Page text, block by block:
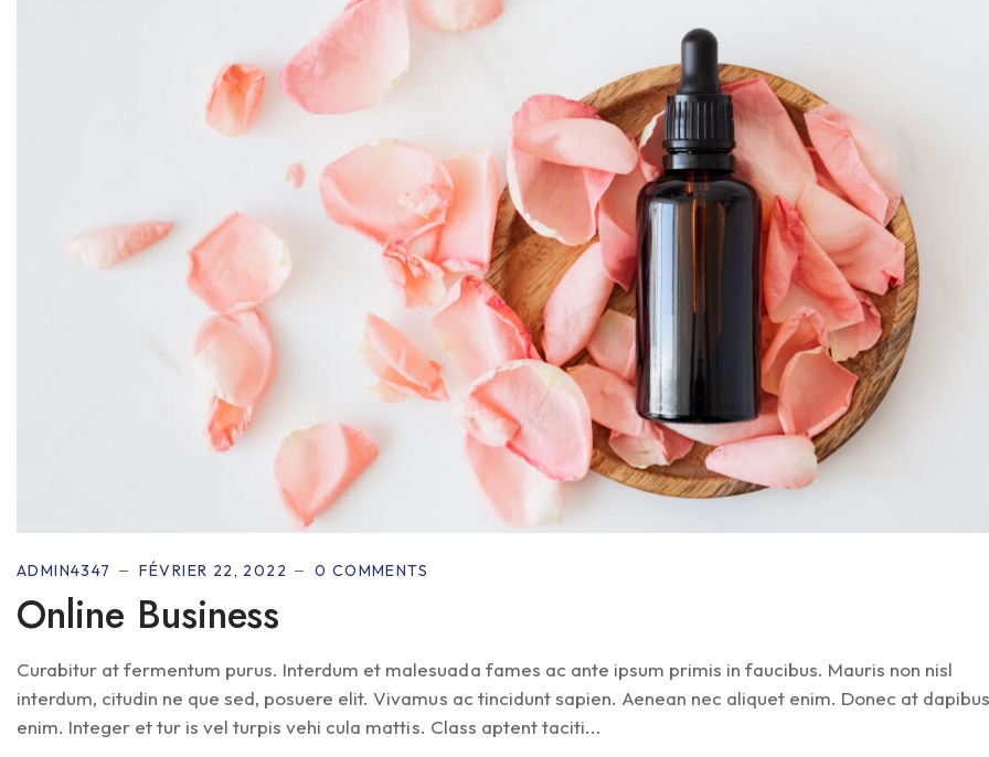
ADMIN4347 FÉVRIER 22, 2022 0 COMMENTS
Online Business
Curabitur at fermentum purus. Interdum et malesuada fames ac ante ipsum primis in faucibus. Mauris non nisl
interdum, citudin ne que sed, posuere elit. Vivamus ac tincidunt sapien. Aenean nec aliquet enim. Donec at
enim. Integer et tur is vel turpis vehi cula mattis. Class aptent taciti...